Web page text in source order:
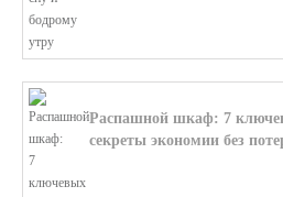
Распашной шкаф: 7
секреты экономии без